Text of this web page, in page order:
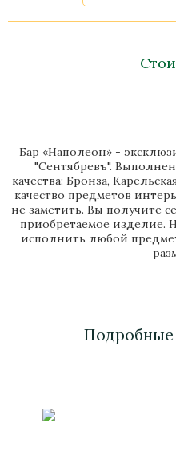
Бар «Наполеон» -
"Сентябревъ".
качества: Бронза,
качество предметов
не заметить. Вы получите
приобретаемое изделие.
исполнить любой
Подробные